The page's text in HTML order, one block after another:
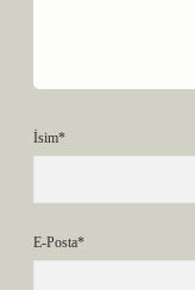
İsim*
E-Posta*